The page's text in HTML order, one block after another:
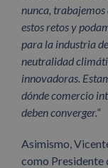
nunca,
estos retos y
para la industria
neutralidad
innovadoras.
dónde comercio
deben converger.“
Asimismo,
como Presidente